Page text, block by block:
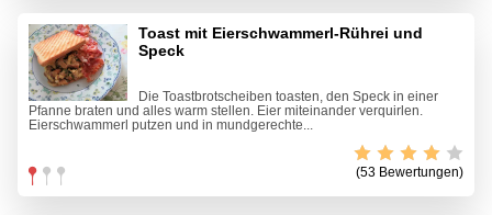
Toast mit Eierschwammerl-Rührei und
Speck
Die Toastbrotscheiben toasten, den Speck in einer
Pfanne braten und alles warm stellen. Eier miteinander verquirlen.
Eierschwammerl putzen und in mundgerechte...
(53 Bewertungen)